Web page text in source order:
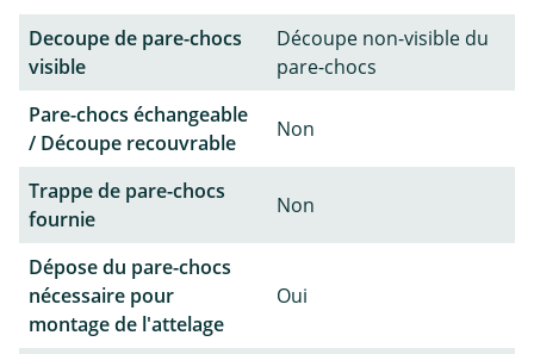
Decoupe de pare-chocs
visible
Découpe non-visible du
pare-chocs
Pare-chocs échangeable
/ Découpe recouvrable
Non
Trappe de pare-chocs
fournie
Non
Dépose du pare-chocs
nécessaire pour
montage de l'attelage
Oui